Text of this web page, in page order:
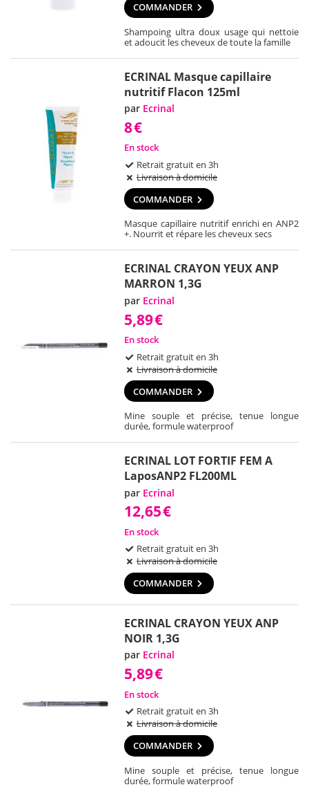
COMMANDER
Shampoing ultra doux usage qui nettoie
et adoucit les cheveux de toute la famille
ECRINAL Masque capillaire
nutritif Flacon 125ml
par Ecrinal
8€
En stock
Retrait gratuit en 3h
Livraison à domicile
COMMANDER
Masque capillaire nutritif enrichi en ANP2
+. Nourrit et répare les cheveux secs
ECRINAL CRAYON YEUX ANP
MARRON 1,3G
par Ecrinal
5,89€
En stock
Retrait gratuit en 3h
Livraison à domicile
COMMANDER
Mine souple et précise, tenue longue
durée, formule waterproof
ECRINAL LOT FORTIF FEM A
LaposANP2 FL200ML
par Ecrinal
12,65€
En stock
Retrait gratuit en 3h
Livraison à domicile
COMMANDER
ECRINAL CRAYON YEUX ANP
NOIR 1,3G
par Ecrinal
5,89€
En stock
Retrait gratuit en 3h
Livraison à domicile
COMMANDER
Mine souple et précise, tenue longue
durée, formule waterproof